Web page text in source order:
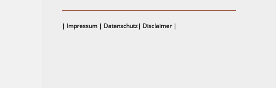
| Impressum | Datenschutz| Disclaimer |